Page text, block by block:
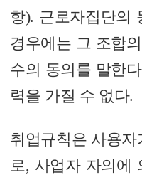
항). 근로자집단의
경우에는 그 조합
수의 동의를 말한
력을 가질 수 없다.
취업규칙은 사용
로, 사업자 자의에